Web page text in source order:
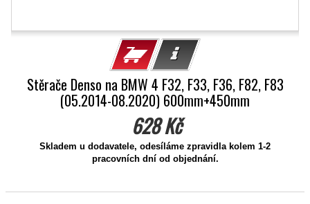
Stěrače Denso na BMW 4 F32, F33, F36, F82, F83
(05.2014-08.2020) 600mm+450mm
628 Kč
Skladem u dodavatele, odesíláme zpravidla kolem 1-2
pracovních dní od objednání.